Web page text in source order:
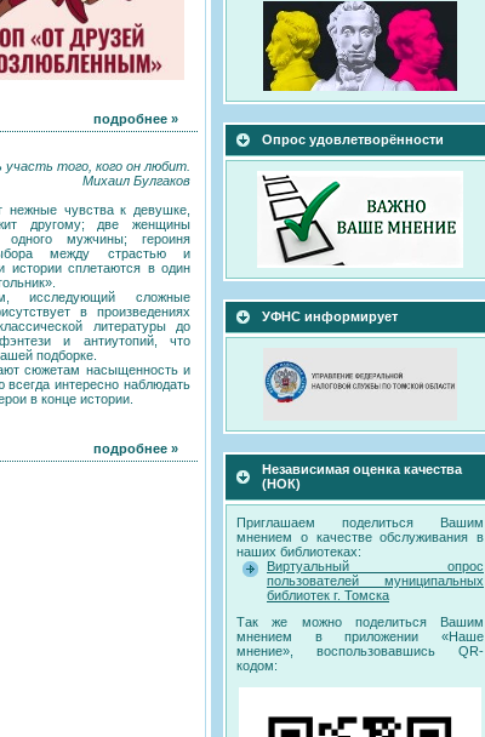
подробнее »
того, кого он любит.
Михаил Булгаков
нежные чувства к девушке,
другому; две женщины
одного мужчины; героиня
между страстью и
истории сплетаются в один
исследующий сложные
в произведениях
литературы до
и антиутопий, что
подборке.
сюжетам насыщенность и
всегда интересно наблюдать
в конце истории.
подробнее »
Опрос удовлетворённости
УФНС информирует
Независимая оценка качества
(НОК)
Приглашаем поделиться Вашим
мнением о качестве обслуживания в
наших библиотеках:
Виртуальный опрос
пользователей муниципальных
библиотек г. Томска
Так же можно поделиться Вашим
мнением в приложении «Наше
мнение», воспользовавшись QR-
кодом: